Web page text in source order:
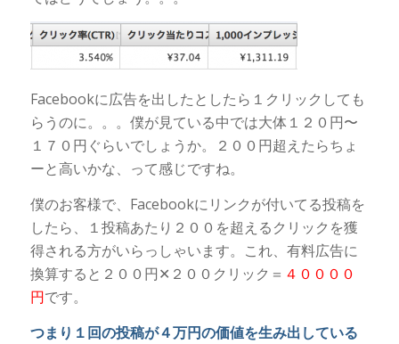
Facebookに広告を出したとしたら１クリックしても
らうのに。。。僕が見ている中では大体１２０円〜
１７０円ぐらいでしょうか。２００円超えたらちょ
ーと高いかな、って感じですね。
僕のお客様で、Facebookにリンクが付いてる投稿を
したら、１投稿あたり２００を超えるクリックを獲
得される方がいらっしゃいます。これ、有料広告に
換算すると２００円✕２００クリック＝ ４００００
円です。
つまり１回の投稿が４万円の価値を生み出している